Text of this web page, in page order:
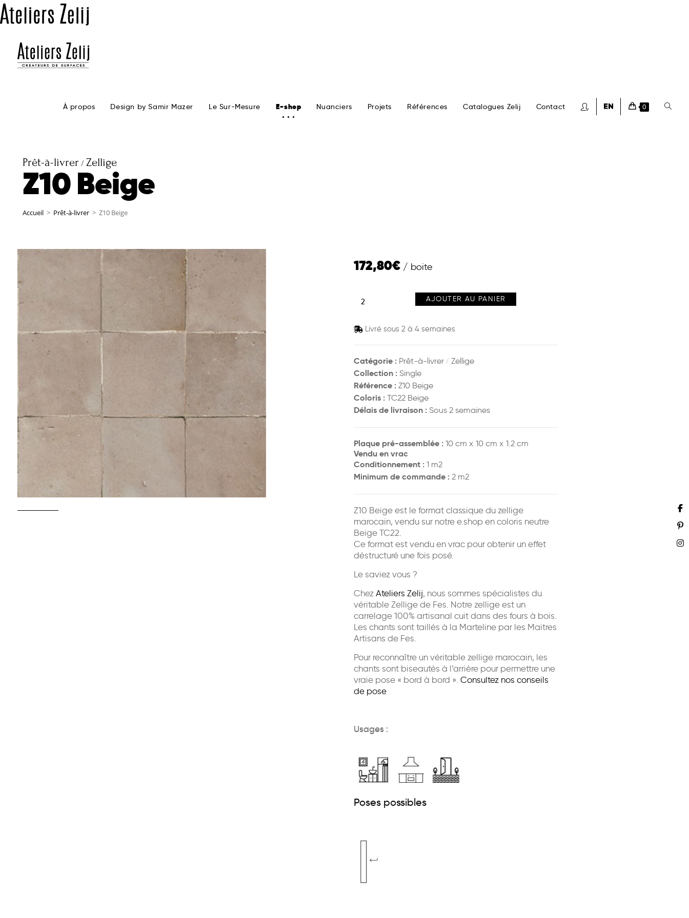
À propos Design by Samir Mazer Le Sur-Mesure E-shop Nuanciers Projets Références Catalogues Zelij Contact 0
Prêt-à-livrer / Zellige
Z10 Beige
Accueil > Prêt-à-livrer > Z10 Beige
172,80€
AJOUTER AU PANIER
Livré sous 2 à 4 semaines
Catégorie : Prêt-à-livrer/ Zellige
Collection : Single
Référence :Z10 Beige
Coloris : TC22 Beige
Délais de livraison : Sous 2 semaines
Plaque pré-assemblée :10 cm x 10 cm x 1.2 cm
Vendu en vrac
Conditionnement :1 m2
Minimum de commande :2 m2
Z10 Beige est le format classique du zellige
marocain, vendu sur notre e.shop en coloris neutre
Beige TC22.
Ce format est vendu en vrac pour obtenir un effet
déstructuré une fois posé.
Le saviez vous ?
Chez Ateliers Zelij, nous sommes spécialistes du
véritable Zellige de Fes. Notre zellige est un
carrelage 100% artisanal cuit dans des fours à bois.
Les chants sont taillés à la Marteline par les Maitres
Artisans de Fes.
Pour reconnaître un véritable zellige marocain, les
chants sont biseautés à l’arrière pour permettre une
vraie pose « bord à bord ». Consultez nos conseils
de pose
Usages :
Poses possibles